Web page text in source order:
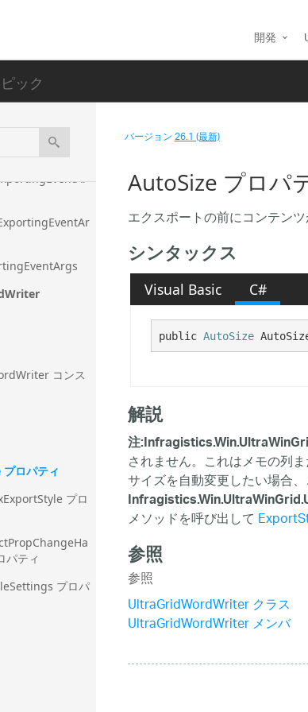
開発
ック
コンス
ロパティ
プロ
パティ
プロパ
バージョン26.1 (最新)
AutoSize プロパ
エクスポートの前にコンテン
シンタックス
Visual Basic C#
public AutoSize
解説
注:
されません。これはメモの列
サイズを自動変更したい場合
メソッドを呼び出して
参照
参照
UltraGridWordWriter クラス
UltraGridWordWriter メンバ